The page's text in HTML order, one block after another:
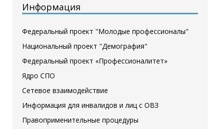
Информация
Федеральный проект "Молодые профессионалы"
Национальный проект "Демография"
Федеральный проект «Профессионалитет»
Ядро СПО
Сетевое взаимодействие
Информация для инвалидов и лиц с ОВЗ
Правоприменительные процедуры